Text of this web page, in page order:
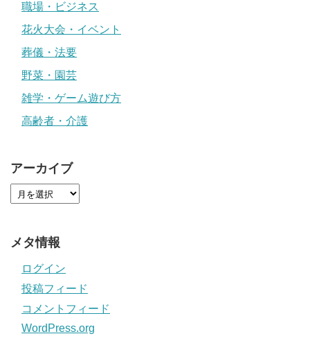
職場・ビジネス
花火大会・イベント
葬儀・法要
野菜・園芸
雑学・ゲーム遊び方
高齢者・介護
アーカイブ
メタ情報
ログイン
投稿フィード
コメントフィード
WordPress.org